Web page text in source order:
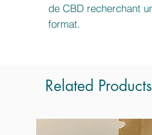
de CBD recherchant
format.
Related Products